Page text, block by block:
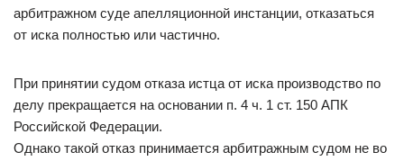
арбитражном суде апелляционной инстанции, отказаться
от иска полностью или частично.
При принятии судом отказа истца от иска производство по
делу прекращается на основании п. 4 ч. 1 ст. 150 АПК
Российской Федерации.
Однако такой отказ принимается арбитражным судом не во